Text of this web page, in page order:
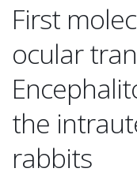
First
ocular
the
rabbits